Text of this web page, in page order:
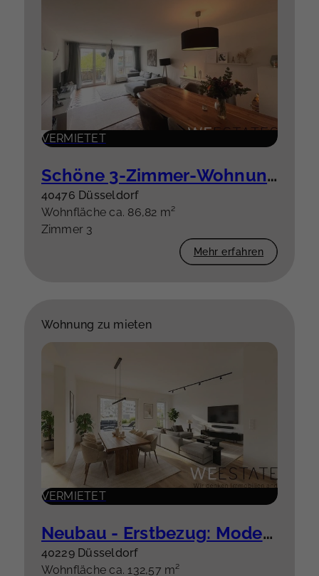
VERMIETET
Schöne 3-Zimmer-Wohnung mit Südwestbalkon
40476 Düsseldorf
Wohnfläche ca. 86,82 m²
Zimmer 3
Mehr erfahren
Wohnung zu mieten
VERMIETET
Neubau - Erstbezug: Moderne 4-Zimmerwohnung mit Garten in Düsseldorf Eller!
40229 Düsseldorf
Wohnfläche ca. 132,57 m²